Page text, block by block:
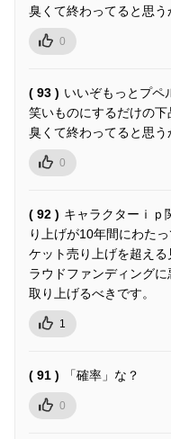
臭くて終わってると思う
0
( 93 ) いいぞもっとプペ
笑いものにするだけの
臭くて終わってると思う
0
( 92 ) キャラクターｉｐ
り上げが10年間にわた
ケット売り上げを超え
ラウドファンディング
取り上げるべきです。
1
( 91 ) 「確率」な？
0